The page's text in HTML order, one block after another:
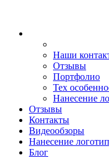
Наши
Отзывы
Портфолио
Тех
Нанесение
Отзывы
Контакты
Видеообзоры
Нанесение
Блог